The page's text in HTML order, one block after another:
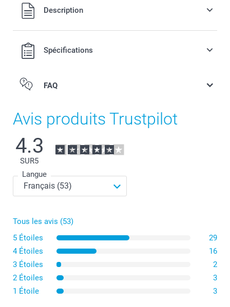
Tous les prix sont en EURO (€), TVA incluse et hors frais de
port.
Description
Spécifications
FAQ
Avis produits Trustpilot
4.3
SUR5
Langue
Tous les avis (53)
5 Étoiles
29
4 Étoiles
16
3 Étoiles
2
2 Étoiles
3
1 Étoile
3